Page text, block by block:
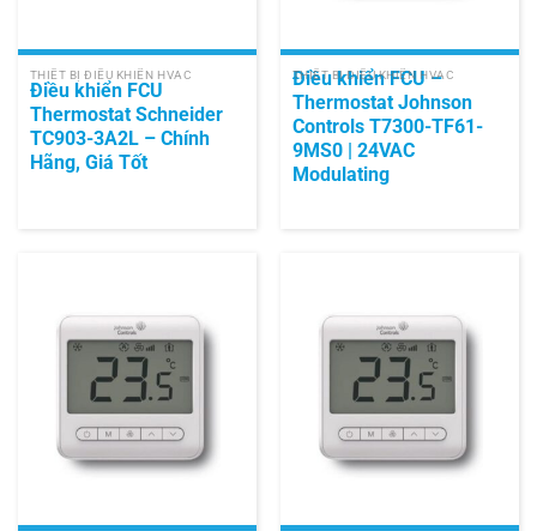
THIẾT BỊ ĐIỀU KHIỂN HVAC
Điều khiển FCU
Thermostat Schneider
TC903-3A2L – Chính
Hãng, Giá Tốt
THIẾT BỊ ĐIỀU KHIỂN HVAC
Điều khiển FCU –
Thermostat Johnson
Controls T7300-TF61-
9MS0 | 24VAC
Modulating